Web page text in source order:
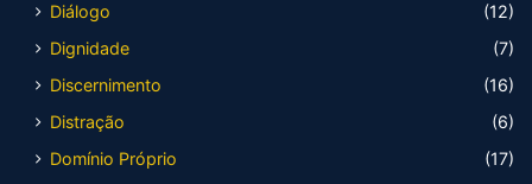
Diálogo
(12)
Dignidade
(7)
Discernimento
(16)
Distração
(6)
Domínio Próprio
(17)